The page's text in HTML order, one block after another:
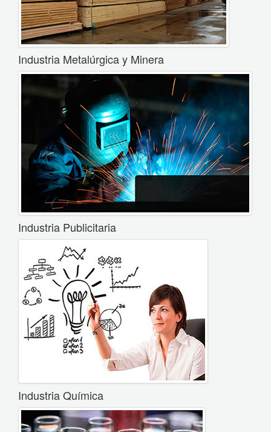
Industria Metalúrgica y Minera
Industria Publicitaria
Industria Química